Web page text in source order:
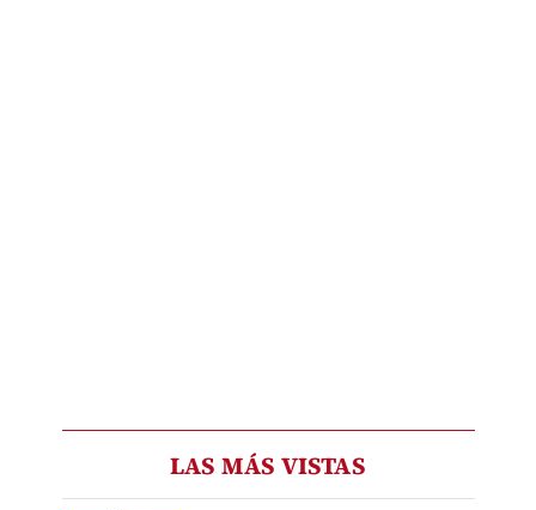
LAS MÁS VISTAS